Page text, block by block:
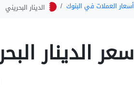
أسعار العملات في البنوك الدينار البحريني
سعر الدينار